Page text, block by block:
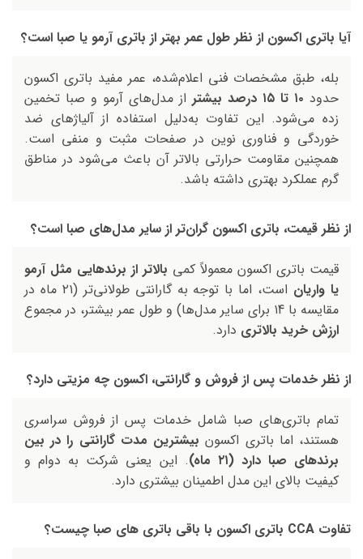
آیا باتری اکسون از نظر طول عمر بهتر از باتری آرمو یا صبا است؟
بله، طبق مشخصات فنی اعلام‌شده، عمر مفید باتری اکسون
حدود ۱۰ تا ۱۵ درصد بیشتر
از مدل‌های آرمو و صبا تخمین
زده می‌شود. این تفاوت به‌دلیل استفاده از آلیاژهای ضد
خوردگی و فناوری نوین در صفحات مثبت و منفی است.
همچنین مقاومت حرارتی بالاتر آن باعث می‌شود در مناطق
گرم عملکرد بهتری داشته باشد.
از نظر قیمت، باتری اکسون گران‌تر از سایر مدل‌های صبا است؟
قیمت باتری اکسون معمولاً کمی بالاتر از برندهایی مثل آرمو
یا واریان
است، اما با توجه به گارانتی طولانی‌تر (۲۱ ماه در
مقایسه با ۱4 برای سایر مدل‌ها) و طول عمر بیشتر، در مجموع
ارزش خرید بالاتری دارد.
از نظر خدمات پس از فروش و گارانتی، اکسون چه مزیتی دارد؟
تمام باتری‌های صبا شامل خدمات پس از فروش سراسری
هستند، اما باتری اکسون بیشترین مدت گارانتی را در بین
برندهای صبا دارد (۲۱ ماه)
. این یعنی شرکت به دوام و
کیفیت بالای این مدل اطمینان بیشتری دارد.
تفاوت CCA باتری اکسون با باقی باتری های صبا چیست؟